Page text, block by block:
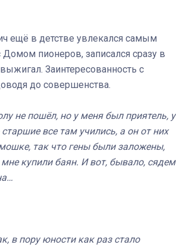
ещё в детстве увлекался самым
пионеров, записался сразу в
Заинтересованность с
до совершенства.
не пошёл, но у меня был приятель, у
все там учились, а он от них
так что гены были заложены,
купили баян. И вот, бывало, сядем
в пору юности как раз стало